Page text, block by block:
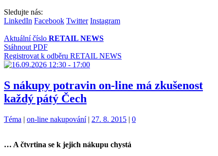
Sledujte nás:
LinkedIn Facebook Twitter Instagram
Aktuální číslo RETAIL NEWS
Stáhnout PDF
Registrovat k odběru RETAIL NEWS
S nákupy potravin on-line má zkušenost
každý pátý Čech
Kategorie:
Téma | Štítky:
on-line nakupování | 27. 8. 2015 | 0
… A čtvrtina se k jejich nákupu chystá